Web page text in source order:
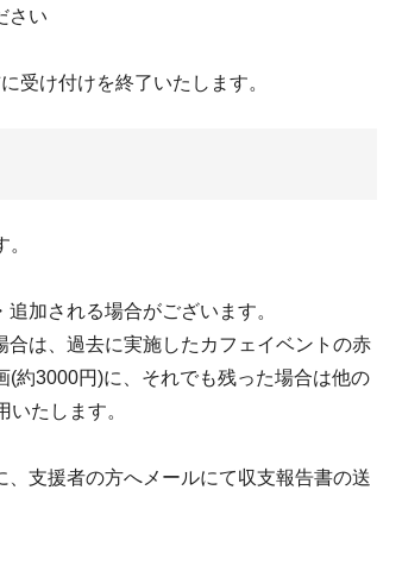
さい
受け付けを終了いたします。
加される場合がございます。
は、過去に実施したカフェイベントの赤
約3000円)に、それでも残った場合は他の
たします。
支援者の方へメールにて収支報告書の送